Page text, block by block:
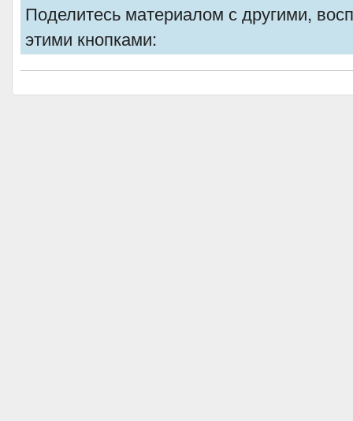
Поделитесь материалом с другими,
этими кнопками: